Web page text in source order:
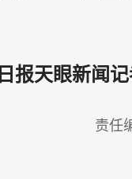
报天眼新闻
责任